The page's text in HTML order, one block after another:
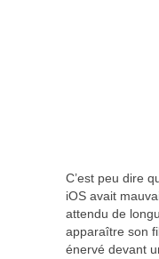
C’est peu dire
iOS avait
attendu de
apparaître son
énervé devant